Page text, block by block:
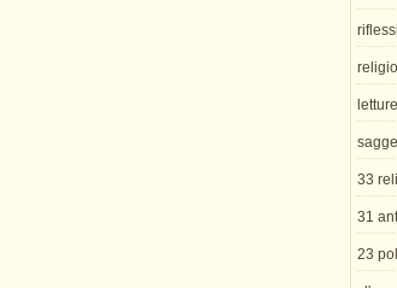
letture
33
31
23